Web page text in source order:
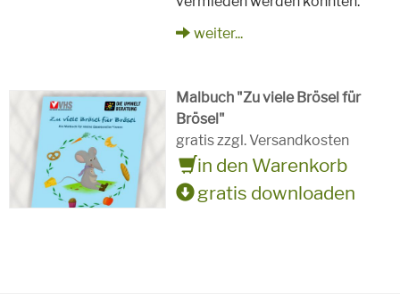
weiter...
Malbuch "Zu viele Brösel für
Brösel"
gratis zzgl. Versandkosten
in den Warenkorb
gratis downloaden